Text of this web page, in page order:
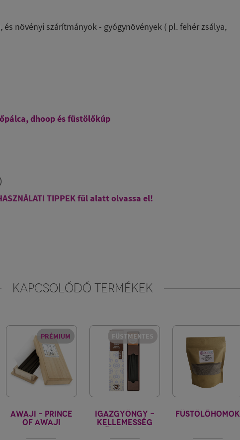
növényi szárítmányok - gyógynövények ( pl. fehér zsálya,
dhoop és füstölőkúp
TIPPEK fül alatt olvassa el!
KAPCSOLÓDÓ TERMÉKEK
PRÉMIUM
AWAJI - PRINCE
OF AWAJI
FÜSTMENTES
IGAZGYÖNGY -
KELLEMESSÉG
FÜSTÖLŐHOMOK